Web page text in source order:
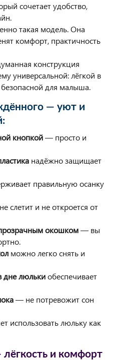
сочетает удобство,
такая модель. Она
комфорт, практичность
конструкция
универсальной: лёгкой в
для малыша.
— уют и
кнопкой— просто и
надёжно защищает
правильную осанку
не слетит и не откроется от
окошком— вы
можно легко снять и
дне люлькиобеспечивает
— не потревожит сон
использовать люльку как
и комфорт